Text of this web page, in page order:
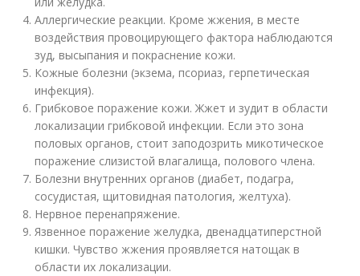
Аллергические реакции. Кроме жжения, в месте
воздействия провоцирующего фактора наблюдаются
зуд, высыпания и покраснение кожи.
Кожные болезни (экзема, псориаз, герпетическая
инфекция).
Грибковое поражение кожи. Жжет и зудит в области
локализации грибковой инфекции. Если это зона
половых органов, стоит заподозрить микотическое
поражение слизистой влагалища, полового члена.
Болезни внутренних органов (диабет, подагра,
сосудистая, щитовидная патология, желтуха).
Нервное перенапряжение.
Язвенное поражение желудка, двенадцатиперстной
кишки. Чувство жжения проявляется натощак в
области их локализации.